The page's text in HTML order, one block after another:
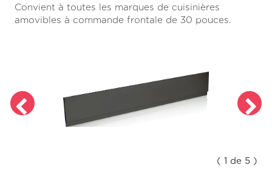
( 1 de 5 )
Convient à toutes les marques de cuisinières
amovibles à commande frontale de 30 pouces.